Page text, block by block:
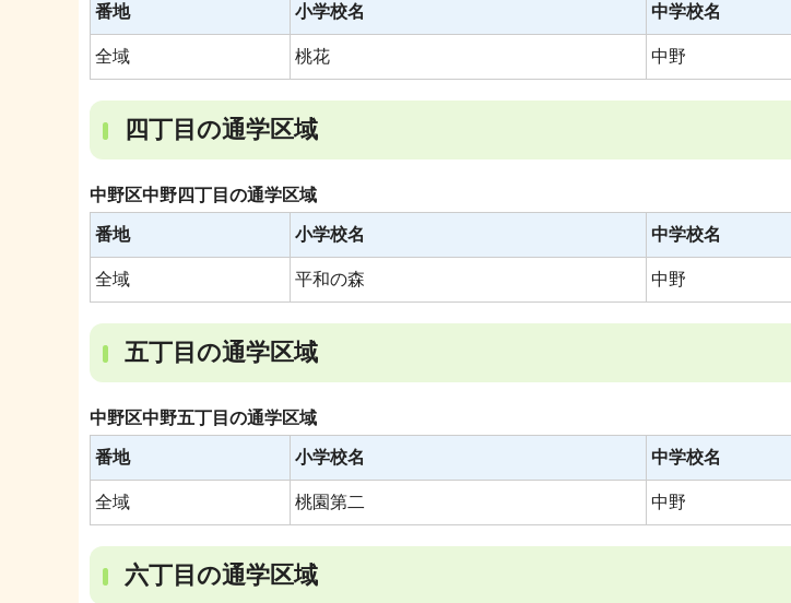
番地 小学校名 中学校名
全域 桃花 中野
四丁目の通学区域
中野区中野四丁目の通学区域
番地 小学校名 中学校名
全域 平和の森 中野
五丁目の通学区域
中野区中野五丁目の通学区域
番地 小学校名 中学校名
全域 桃園第二 中野
六丁目の通学区域